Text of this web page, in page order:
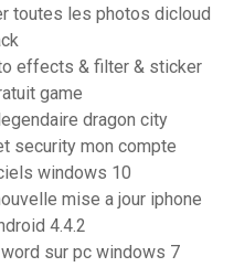
toutes les photos dicloud
effects & filter & sticker
game
dragon city
security mon compte
windows 10
mise a jour iphone
4.4.2
sur pc windows 7